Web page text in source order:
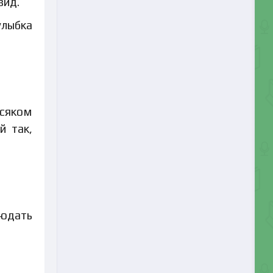
так,